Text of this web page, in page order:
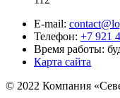
E-mail:
Телефон: +7 921
Время работы:
Карта сайта
© 2022 Компания